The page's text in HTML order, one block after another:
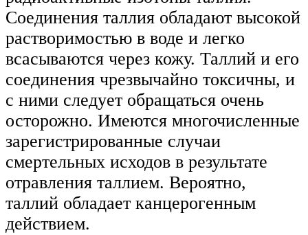
Соединения таллия обладают высокой
растворимостью в воде и легко
всасываются через кожу. Таллий и его
соединения чрезвычайно токсичны, и
с ними следует обращаться очень
осторожно. Имеются многочисленные
зарегистрированные случаи
смертельных исходов в результате
отравления таллием. Вероятно,
таллий обладает канцерогенным
действием.